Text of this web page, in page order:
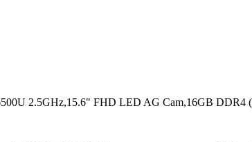
2.5GHz,15.6" FHD LED AG Cam,16GB